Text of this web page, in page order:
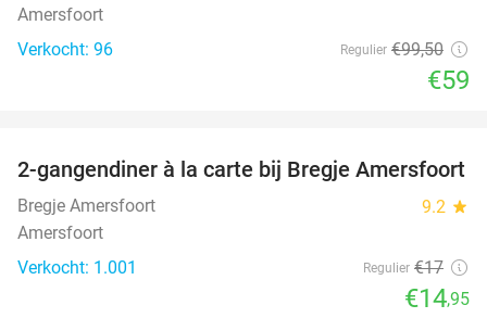
Amersfoort
Verkocht: 96
Regulier €99,50
€59
12%
2-gangendiner à la carte bij Bregje Amersfoort
Bregje Amersfoort 9.2 star
Amersfoort
Verkocht: 1.001
Regulier €17
€14,95